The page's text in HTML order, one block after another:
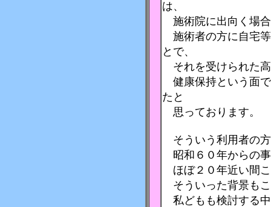
は、
施術院に出向く場
施術者の方に自宅
とで、
それを受けられた
健康保持という面
たと
思っております。
そういう利用者の
昭和６０年からの
ほぼ２０年近い間
そういった背景も
私どもも検討する